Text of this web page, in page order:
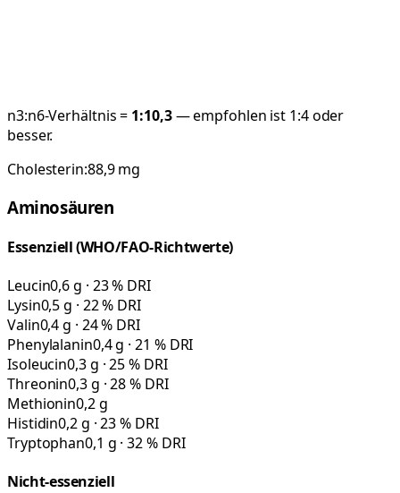
n3:n6-Verhältnis = 1:10,3— empfohlen ist 1:4 oder
besser.
Cholesterin:88,9mg
Aminosäuren
Essenziell (WHO/FAO-Richtwerte)
Leucin0,6 g · 23 % DRI
Lysin0,5 g · 22 % DRI
Valin0,4 g · 24 % DRI
Phenylalanin0,4 g · 21 % DRI
Isoleucin0,3 g · 25 % DRI
Threonin0,3 g · 28 % DRI
Methionin0,2 g
Histidin0,2 g · 23 % DRI
Tryptophan0,1 g · 32 % DRI
Nicht-essenziell